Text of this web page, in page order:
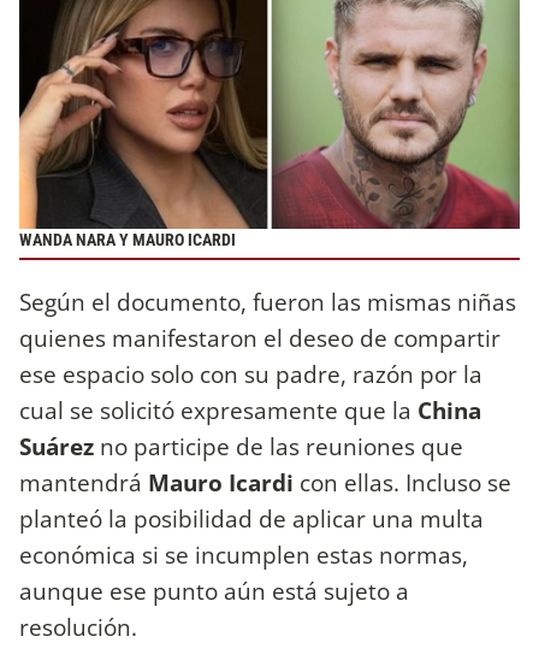
WANDA NARA Y MAURO ICARDI
Según el documento, fueron las mismas niñas
quienes manifestaron el deseo de compartir
ese espacio solo con su padre, razón por la
cual se solicitó expresamente que la China
Suárez no participe de las reuniones que
mantendrá Mauro Icardi con ellas. Incluso se
planteó la posibilidad de aplicar una multa
económica si se incumplen estas normas,
aunque ese punto aún está sujeto a
resolución.